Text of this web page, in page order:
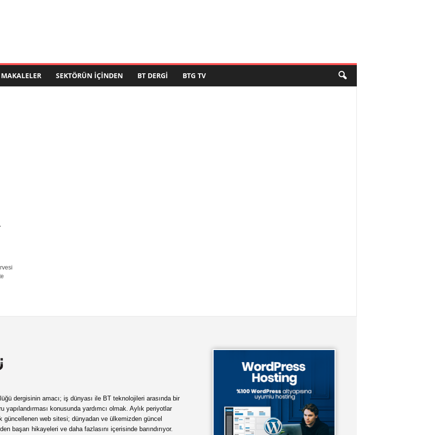
MAKALELER SEKTÖRÜN İÇINDEN BT DERGI BTG TV
dergisinin amacı; iş dünyası ile BT teknolojileri arasında bir
yapılandırması konusunda yardımcı olmak. Aylık periyotlar
güncellenen web sitesi; dünyadan ve ülkemizden güncel
başarı hikayeleri ve daha fazlasını içerisinde barındırıyor.